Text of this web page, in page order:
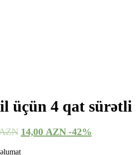
üçün 4 qat sürətli
14,00 AZN-42%